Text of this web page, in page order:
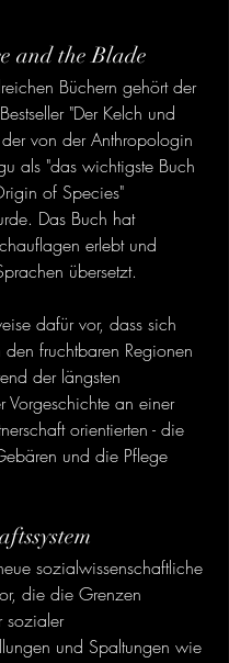
and the Blade
Büchern gehört der
"Der Kelch und
von der Anthropologin
als "das wichtigste Buch
of Species"
Das Buch hat
erlebt und
übersetzt.
dafür vor, dass sich
fruchtbaren Regionen
der längsten
Vorgeschichte an einer
orientierten - die
und die Pflege
sozialwissenschaftliche
die die Grenzen
sozialer
und Spaltungen wie